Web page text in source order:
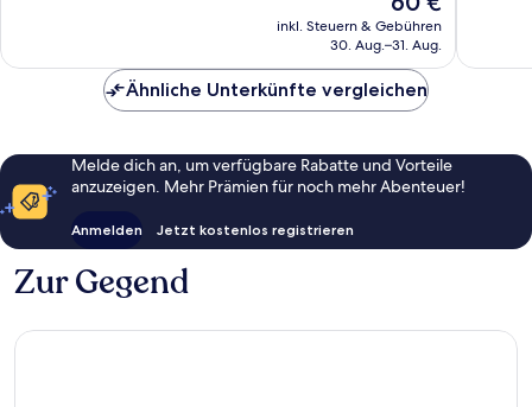
Preis
beträgt
inkl. Steuern & Gebühren
30. Aug.–31. Aug.
Ähnliche Unterkünfte vergleichen
Melde dich an, um verfügbare Rabatte und Vorteile
anzuzeigen. Mehr Prämien für noch mehr Abenteuer!
Anmelden Jetzt kostenlos registrieren
Zur Gegend